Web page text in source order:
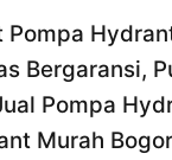
Pompa
Bergaransi,
Pompa
Murah